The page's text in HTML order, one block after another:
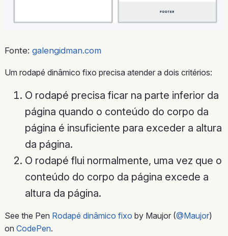
Fonte: galengidman.com
Um rodapé dinâmico fixo precisa atender a dois critérios:
O rodapé precisa ficar na parte inferior da
página quando o conteúdo do corpo da
página é insuficiente para exceder a altura
da página.
O rodapé flui normalmente, uma vez que o
conteúdo do corpo da página excede a
altura da página.
See the Pen Rodapé dinâmico fixo by Maujor (@Maujor)
on CodePen.